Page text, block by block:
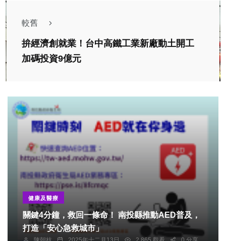
較舊
拚經濟創就業！台中高鐵工業新廠動土開工
加碼投資9億元
健康及醫療
關鍵4分鐘，救回一條命！ 南投縣推動AED普及，
打造「安心急救城市」